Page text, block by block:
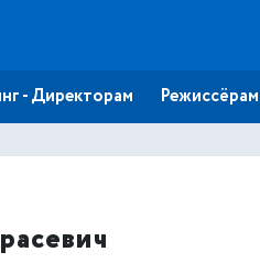
- Директорам Режиссёрам